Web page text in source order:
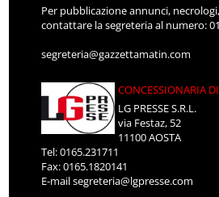
Per pubblicazione annunci,
contattare la segreteria al numero:
segreteria@gazzettamatin.com
CONCESSIONARIA
LG PRESSE S.R.L.
via Festaz, 52
11100 AOSTA
Tel: 0165.231711
Fax: 0165.1820141
E-mailsegreteria@lgpresse.com